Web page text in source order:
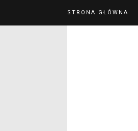
STRONA GŁÓWNA